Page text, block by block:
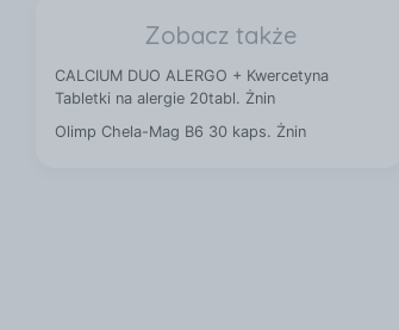
Zobacz także
CALCIUM DUO ALERGO + Kwercetyna
Tabletki na alergie 20tabl. Żnin
Olimp Chela-Mag B6 30 kaps. Żnin